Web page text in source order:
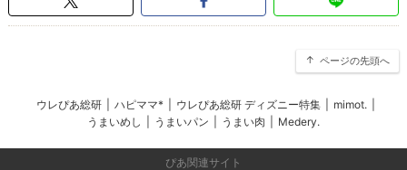
ページの先頭へ
ウレぴあ総研 ハピママ* ウレぴあ総研 ディズニー特集 mimot.
うまいめし
うまいパン うまい肉 Medery.
ぴあ関連サイト